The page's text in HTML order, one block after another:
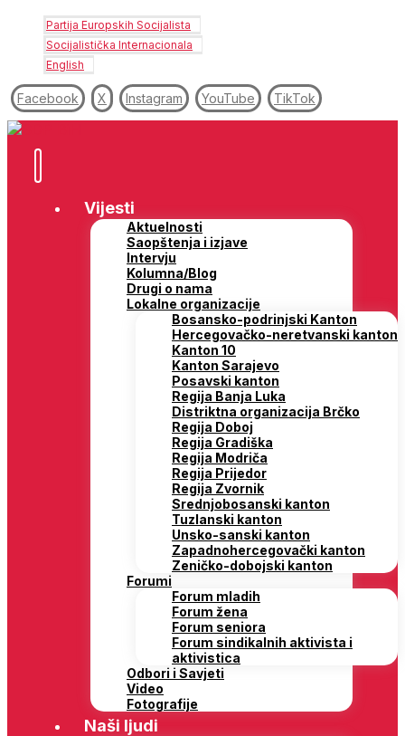
Partija Europskih Socijalista
Socijalistička Internacionala
English
Facebook X Instagram YouTube TikTok
Vijesti
Aktuelnosti
Saopštenja i izjave
Intervju
Kolumna/Blog
Drugi o nama
Lokalne organizacije
Bosansko-podrinjski Kanton
Hercegovačko-neretvanski kanton
Kanton 10
Kanton Sarajevo
Posavski kanton
Regija Banja Luka
Distriktna organizacija Brčko
Regija Doboj
Regija Gradiška
Regija Modriča
Regija Prijedor
Regija Zvornik
Srednjobosanski kanton
Tuzlanski kanton
Unsko-sanski kanton
Zapadnohercegovački kanton
Zeničko-dobojski kanton
Forumi
Forum mladih
Forum žena
Forum seniora
Forum sindikalnih aktivista i
aktivistica
Odbori i Savjeti
Video
Fotografije
Naši ljudi